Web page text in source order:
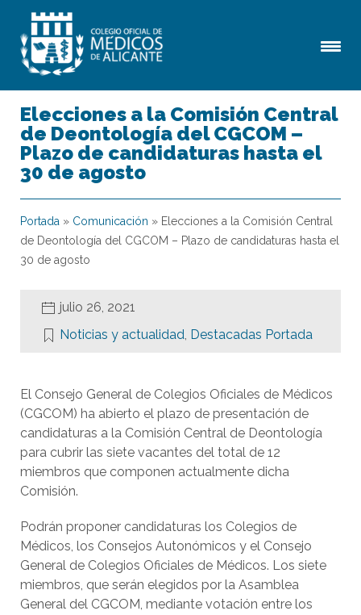
Elecciones a la Comisión Central
de Deontología del CGCOM –
Plazo de candidaturas hasta el
30 de agosto
Portada » Comunicación » Elecciones a la Comisión Central
de Deontología del CGCOM – Plazo de candidaturas hasta el
30 de agosto
julio 26, 2021
Noticias y actualidad, Destacadas Portada
El Consejo General de Colegios Oficiales de Médicos
(CGCOM) ha abierto el plazo de presentación de
candidaturas a la Comisión Central de Deontología
para cubrir las siete vacantes del total de 12
miembros que componen actualmente dicha
Comisión.
Podrán proponer candidaturas los Colegios de
Médicos, los Consejos Autonómicos y el Consejo
General de Colegios Oficiales de Médicos. Los siete
miembros, que serán elegidos por la Asamblea
General del CGCOM, mediante votación entre los